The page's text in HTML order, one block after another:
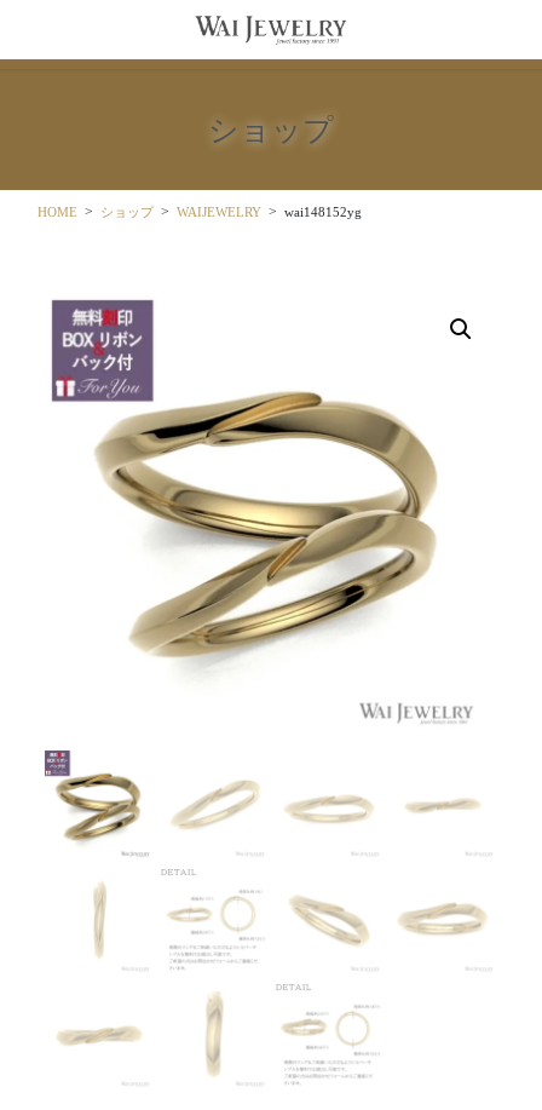
テ
動
ゲ
に
ショップ
HOME ショップ WAIJEWELRY wai148152yg